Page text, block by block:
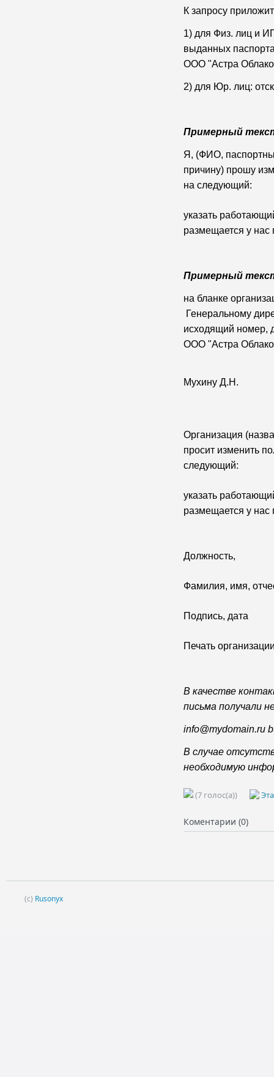
К запросу
1) для Физ. лиц и
выданных
ООО "Астра
2) для Юр. лиц:
Примерный
Я, (ФИО,
причину) прошу
на следующий:
указать
размещается у нас
Примерный
на
Генеральному
ООО "Астра
Мухину Д.Н.
Организация
просит изменить
следующий:
указать
размещается у нас
Должность,
Фамилия, имя,
Подпись, дата
Печать
В качестве
письма получали
info@mydomain.ru
В случае
необходимую
(7 голос(а))
Коментарии (0)
(c) Rusonyx